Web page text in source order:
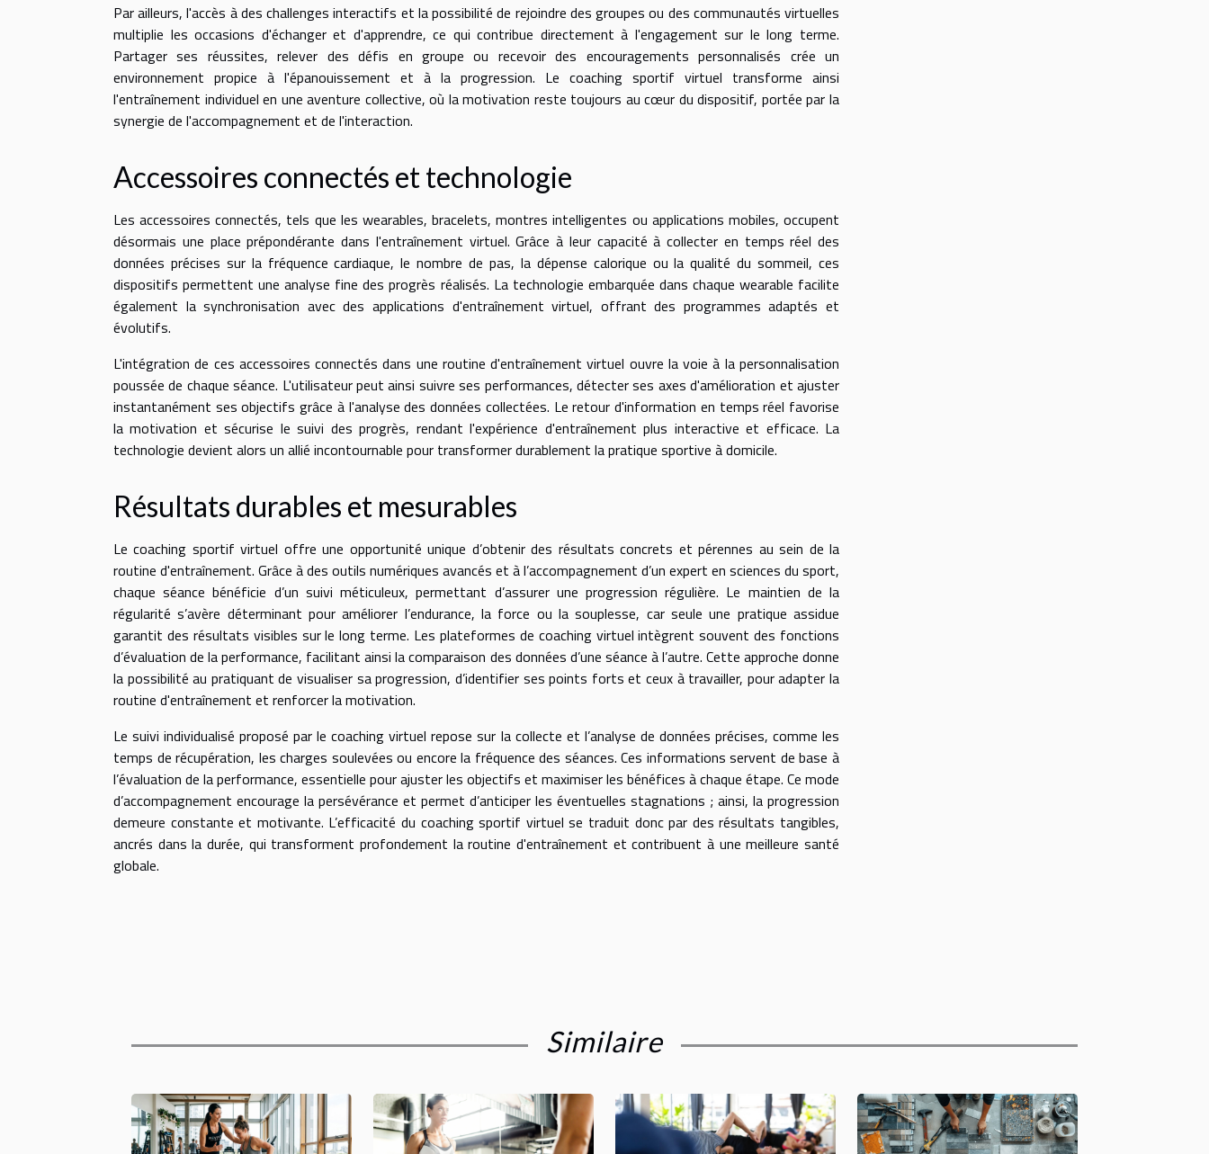
Par ailleurs, l'accès à des challenges interactifs et la possibilité de rejoindre des groupes ou des communautés virtuelles
multiplie les occasions d'échanger et d'apprendre, ce qui contribue directement à l'engagement sur le long terme.
Partager ses réussites, relever des défis en groupe ou recevoir des encouragements personnalisés crée un
environnement propice à l'épanouissement et à la progression. Le coaching sportif virtuel transforme ainsi
l'entraînement individuel en une aventure collective, où la motivation reste toujours au cœur du dispositif, portée par la
synergie de l'accompagnement et de l'interaction.
Accessoires connectés et technologie
Les accessoires connectés, tels que les wearables, bracelets, montres intelligentes ou applications mobiles, occupent
désormais une place prépondérante dans l'entraînement virtuel. Grâce à leur capacité à collecter en temps réel des
données précises sur la fréquence cardiaque, le nombre de pas, la dépense calorique ou la qualité du sommeil, ces
dispositifs permettent une analyse fine des progrès réalisés. La technologie embarquée dans chaque wearable facilite
également la synchronisation avec des applications d'entraînement virtuel, offrant des programmes adaptés et
évolutifs.
L'intégration de ces accessoires connectés dans une routine d'entraînement virtuel ouvre la voie à la personnalisation
poussée de chaque séance. L'utilisateur peut ainsi suivre ses performances, détecter ses axes d'amélioration et ajuster
instantanément ses objectifs grâce à l'analyse des données collectées. Le retour d'information en temps réel favorise
la motivation et sécurise le suivi des progrès, rendant l'expérience d'entraînement plus interactive et efficace. La
technologie devient alors un allié incontournable pour transformer durablement la pratique sportive à domicile.
Résultats durables et mesurables
Le coaching sportif virtuel offre une opportunité unique d’obtenir des résultats concrets et pérennes au sein de la
routine d'entraînement. Grâce à des outils numériques avancés et à l’accompagnement d’un expert en sciences du sport,
chaque séance bénéficie d’un suivi méticuleux, permettant d’assurer une progression régulière. Le maintien de la
régularité s’avère déterminant pour améliorer l’endurance, la force ou la souplesse, car seule une pratique assidue
garantit des résultats visibles sur le long terme. Les plateformes de coaching virtuel intègrent souvent des fonctions
d’évaluation de la performance, facilitant ainsi la comparaison des données d’une séance à l’autre. Cette approche donne
la possibilité au pratiquant de visualiser sa progression, d’identifier ses points forts et ceux à travailler, pour adapter la
routine d'entraînement et renforcer la motivation.
Le suivi individualisé proposé par le coaching virtuel repose sur la collecte et l’analyse de données précises, comme les
temps de récupération, les charges soulevées ou encore la fréquence des séances. Ces informations servent de base à
l’évaluation de la performance, essentielle pour ajuster les objectifs et maximiser les bénéfices à chaque étape. Ce mode
d’accompagnement encourage la persévérance et permet d’anticiper les éventuelles stagnations ; ainsi, la progression
demeure constante et motivante. L’efficacité du coaching sportif virtuel se traduit donc par des résultats tangibles,
ancrés dans la durée, qui transforment profondement la routine d'entraînement et contribuent à une meilleure santé
globale.
Similaire